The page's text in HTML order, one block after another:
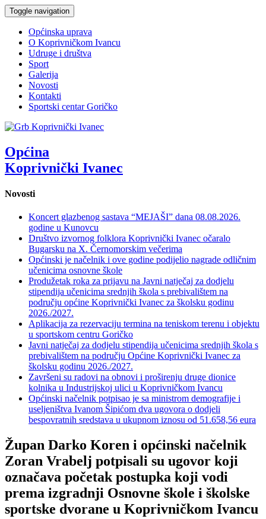
Toggle navigation
Općinska uprava
O Koprivničkom Ivancu
Udruge i društva
Sport
Galerija
Novosti
Kontakti
Sportski centar Goričko
Općina
Koprivnički Ivanec
Novosti
Koncert glazbenog sastava “MEJAŠI” dana 08.08.2026.
godine u Kunovcu
Društvo izvornog folklora Koprivnički Ivanec očaralo
Bugarsku na X. Černomorskim večerima
Općinski je načelnik i ove godine podijelio nagrade odličnim
učenicima osnovne škole
Produžetak roka za prijavu na Javni natječaj za dodjelu
stipendija učenicima srednjih škola s prebivalištem na
području općine Koprivnički Ivanec za školsku godinu
2026./2027.
Aplikacija za rezervaciju termina na teniskom terenu i objektu
u sportskom centru Goričko
Javni natječaj za dodjelu stipendija učenicima srednjih škola s
prebivalištem na području Općine Koprivnički Ivanec za
školsku godinu 2026./2027.
Završeni su radovi na obnovi i proširenju druge dionice
kolnika u Industrijskoj ulici u Koprivničkom Ivancu
Općinski načelnik potpisao je sa ministrom demografije i
useljeništva Ivanom Šipićom dva ugovora o dodjeli
bespovratnih sredstava u ukupnom iznosu od 51.658,56 eura
Župan Darko Koren i općinski načelnik
Zoran Vrabelj potpisali su ugovor koji
označava početak postupka koji vodi
prema izgradnji Osnovne škole i školske
sportske dvorane u Koprivničkom Ivancu